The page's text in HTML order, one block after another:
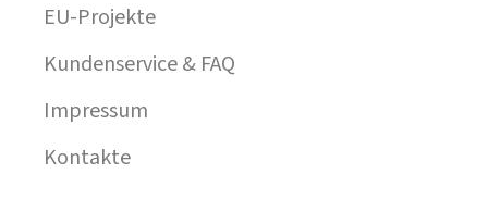
EU-Projekte
Kundenservice & FAQ
Impressum
Kontakte